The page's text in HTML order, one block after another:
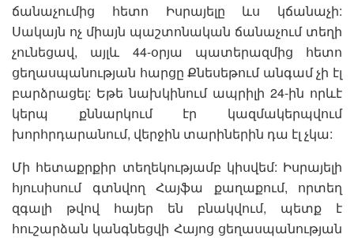
ճանաչումից հետո Իսրայելը ևս կճանաչի:
Սակայն ոչ միայն պաշտոնական ճանաչում տեղի
չունեցավ, այլև 44-օրյա պատերազմից հետո
ցեղասպանության հարցը Քնեսեթում անգամ չի էլ
բարձրացել: Եթե նախկինում ապրիլի 24-ին որևէ
կերպ քննարկում էր կազմակերպվում
խորհրդարանում, վերջին տարիներին դա էլ չկա:
Մի հետաքրքիր տեղեկությամբ կիսվեմ: Իսրայելի
հյուսիսում գտնվող Հայֆա քաղաքում, որտեղ
զգալի թվով հայեր են բնակվում, պետք է
հուշարձան կանգնեցվի Հայոց ցեղասպանության